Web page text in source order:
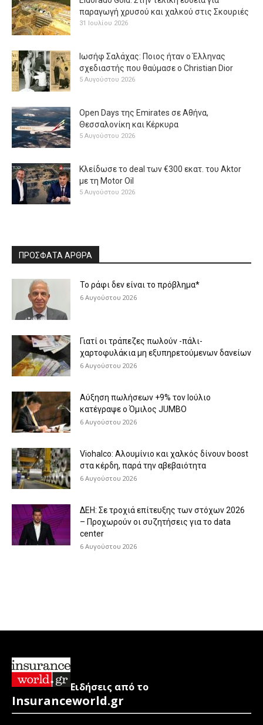
παραγωγή χρυσού και χαλκού στις Σκουριές
31 Ιουλίου 2026
Ιωσήφ Σαλάχας: Ποιος ήταν ο Έλληνας
σχεδιαστής που θαύμασε ο Christian Dior
5 Αυγούστου 2026
Open Days της Emirates σε Αθήνα,
Θεσσαλονίκη και Κέρκυρα
5 Αυγούστου 2026
Κλείδωσε το deal των €300 εκατ. του Aktor
με τη Μotor Oil
5 Αυγούστου 2026
ΠΡΟΣΦΑΤΑ ΑΡΘΡΑ
Το ράφι δεν είναι το πρόβλημα*
6 Αυγούστου 2026
Γιατί οι τράπεζες πωλούν -πάλι-
χαρτοφυλάκια μη εξυπηρετούμενων δανείων
6 Αυγούστου 2026
Aύξηση πωλήσεων +9% τον Ιούλιο
κατέγραψε ο Όμιλος JUMBO
6 Αυγούστου 2026
Viohalco: Aλουμίνιο και χαλκός δίνουν boost
στα κέρδη, παρά την αβεβαιότητα
6 Αυγούστου 2026
ΔΕΗ: Σε τροχιά επίτευξης των στόχων 2026
– Προχωρούν οι συζητήσεις για το data
center
6 Αυγούστου 2026
Ειδήσεις από το
Insuranceworld.gr